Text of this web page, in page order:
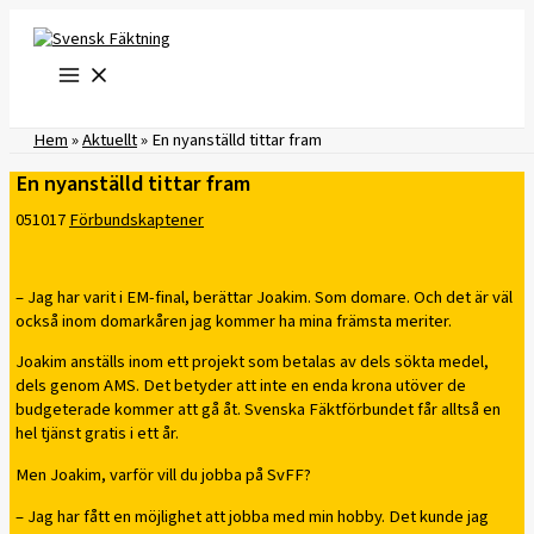
innehåll
Hem»Aktuellt»En nyanställd tittar fram
En nyanställd tittar fram
051017Förbundskaptener
– Jag har varit i EM-final, berättar Joakim. Som domare. Och det är väl
också inom domarkåren jag kommer ha mina främsta meriter.
Joakim anställs inom ett projekt som betalas av dels sökta medel,
dels genom AMS. Det betyder att inte en enda krona utöver de
budgeterade kommer att gå åt. Svenska Fäktförbundet får alltså en
hel tjänst gratis i ett år.
Men Joakim, varför vill du jobba på SvFF?
– Jag har fått en möjlighet att jobba med min hobby. Det kunde jag